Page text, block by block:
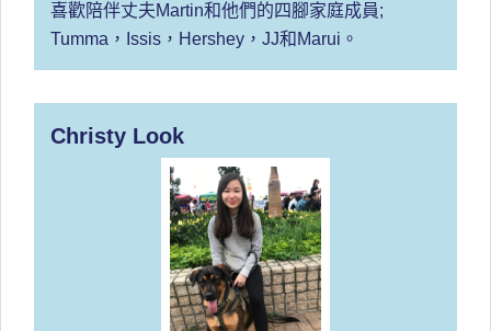
喜歡陪伴丈夫Martin和他們的四腳家庭成員;
Tumma，Issis，Hershey，JJ和Marui。
Christy Look